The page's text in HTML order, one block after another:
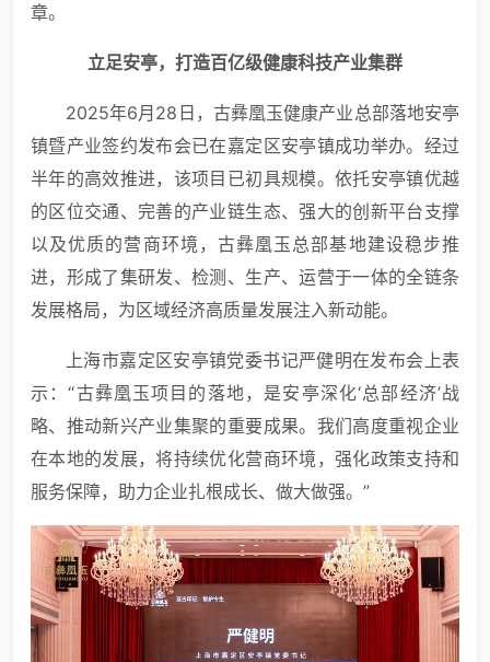
章。
立足安亭，打造百亿级健康科技产业集群
2025年6月28日，古彝凰玉健康产业总部落地安亭
镇暨产业签约发布会已在嘉定区安亭镇成功举办。经过
半年的高效推进，该项目已初具规模。依托安亭镇优越
的区位交通、完善的产业链生态、强大的创新平台支撑
以及优质的营商环境，古彝凰玉总部基地建设稳步推
进，形成了集研发、检测、生产、运营于一体的全链条
发展格局，为区域经济高质量发展注入新动能。
上海市嘉定区安亭镇党委书记严健明在发布会上表
示：“古彝凰玉项目的落地，是安亭深化‘总部经济’战
略、推动新兴产业集聚的重要成果。我们高度重视企业
在本地的发展，将持续优化营商环境，强化政策支持和
服务保障，助力企业扎根成长、做大做强。”